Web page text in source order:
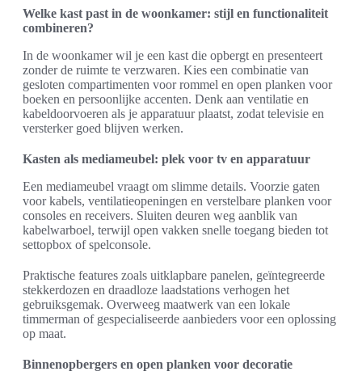
Welke kast past in de woonkamer: stijl en functionaliteit
combineren?
In de woonkamer wil je een kast die opbergt en presenteert
zonder de ruimte te verzwaren. Kies een combinatie van
gesloten compartimenten voor rommel en open planken voor
boeken en persoonlijke accenten. Denk aan ventilatie en
kabeldoorvoeren als je apparatuur plaatst, zodat televisie en
versterker goed blijven werken.
Kasten als mediameubel: plek voor tv en apparatuur
Een mediameubel vraagt om slimme details. Voorzie gaten
voor kabels, ventilatieopeningen en verstelbare planken voor
consoles en receivers. Sluiten deuren weg aanblik van
kabelwarboel, terwijl open vakken snelle toegang bieden tot
settopbox of spelconsole.
Praktische features zoals uitklapbare panelen, geïntegreerde
stekkerdozen en draadloze laadstations verhogen het
gebruiksgemak. Overweeg maatwerk van een lokale
timmerman of gespecialiseerde aanbieders voor een oplossing
op maat.
Binnenopbergers en open planken voor decoratie